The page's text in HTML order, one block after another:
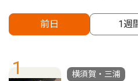
前日 1週
1
横須賀・三浦